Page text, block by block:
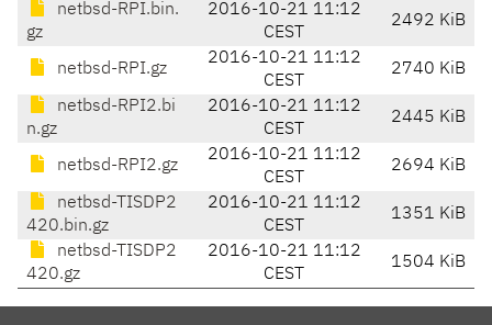
netbsd-RPI.bin.
gz
2016-10-21 11:12
CEST
2492 KiB
netbsd-RPI.gz
2016-10-21 11:12
CEST
2740 KiB
netbsd-RPI2.bi
n.gz
2016-10-21 11:12
CEST
2445 KiB
netbsd-RPI2.gz
2016-10-21 11:12
CEST
2694 KiB
netbsd-TISDP2
420.bin.gz
2016-10-21 11:12
CEST
1351 KiB
netbsd-TISDP2
420.gz
2016-10-21 11:12
CEST
1504 KiB